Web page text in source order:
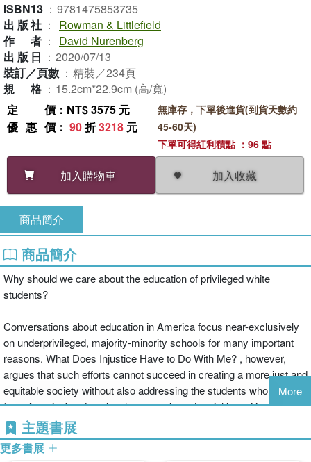
ISBN13 ： 9781475853735
出版社 ：
Rowman & Littlefield
作者 ：
David Nurenberg
出版日 ： 2020/07/13
裝訂／頁數 ： 精裝／234頁
規格 ： 15.2cm*22.9cm (高/寬)
定價 ：NT$ 3575 元
優惠價 ： 90折3218 元
加入購物車 加入收藏
無庫存，下單後進貨(到貨天數約
45-60天)
下單可得紅利積點 ：96 點
商品簡介
商品簡介
Why should we care about the education of privileged white
students?
Conversations about education in America focus near-exclusively
on underprivileged, majority-minority schools for many important
reasons. What Does Injustice Have to Do With Me? , however,
argues that such efforts cannot succeed in creating a more just and
equitable society without also addressing the students who benefit
from America's educational, economic and racial inequities. These
young people grow up to wield disproportionate power and
influence, yet emerge undereducated and poorly prepared to
navigate, let alone shape, our increasingly diverse country.
More
主題書展
更多書展